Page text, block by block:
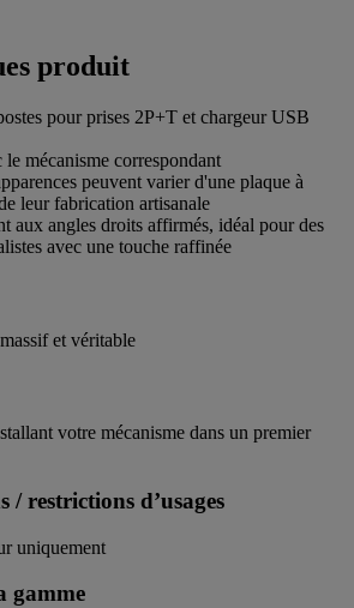
produit
pour prises 2P+T et chargeur USB
mécanisme correspondant
peuvent varier d'une plaque à
leur fabrication artisanale
aux angles droits affirmés, idéal pour des
avec une touche raffinée
et véritable
votre mécanisme dans un premier
/ restrictions d’usages
uniquement
gamme